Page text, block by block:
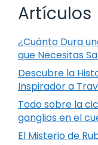
Artículos
¿Cuánto Dura
que Necesitas
Descubre la
Inspirador a
Todo sobre la
ganglios en el
El Misterio de